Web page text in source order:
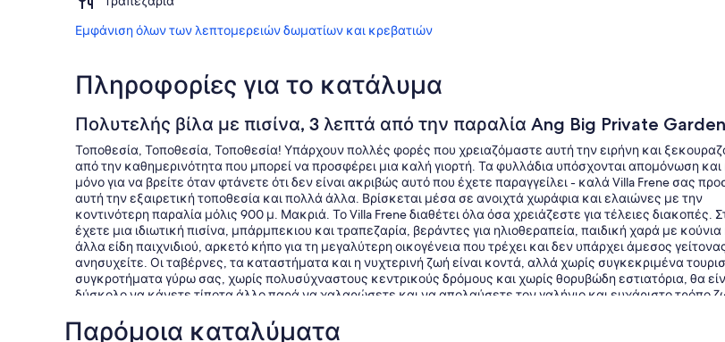
Εμφάνιση όλων των λεπτομερειών δωματίων και κρεβατιών
Πληροφορίες για το κατάλυμα
Πολυτελής βίλα με πισίνα, 3 λεπτά από την παραλία Ang Big Private Garden
Τοποθεσία, Τοποθεσία, Τοποθεσία! Υπάρχουν πολλές φορές που χρειαζόμαστε αυτή την ειρήνη και
από την καθημερινότητα που μπορεί να προσφέρει μια καλή γιορτή. Τα φυλλάδια υπόσχονται απομόνωση και
μόνο για να βρείτε όταν φτάνετε ότι δεν είναι ακριβώς αυτό που έχετε παραγγείλει - καλά Villa Frene σας
αυτή την εξαιρετική τοποθεσία και πολλά άλλα. Βρίσκεται μέσα σε ανοιχτά χωράφια και ελαιώνες με την
κοντινότερη παραλία μόλις 900 μ. Μακριά. Το Villa Frene διαθέτει όλα όσα χρειάζεστε για τέλειες διακοπές.
έχετε μια ιδιωτική πισίνα, μπάρμπεκιου και τραπεζαρία, βεράντες για ηλιοθεραπεία, παιδική χαρά με κούνια
άλλα είδη παιχνιδιού, αρκετό κήπο για τη μεγαλύτερη οικογένεια που τρέχει και δεν υπάρχει άμεσος
ανησυχείτε. Οι ταβέρνες, τα καταστήματα και η νυχτερινή ζωή είναι κοντά, αλλά χωρίς συγκεκριμένα
συγκροτήματα γύρω σας, χωρίς πολυσύχναστους κεντρικούς δρόμους και χωρίς θορυβώδη εστιατόρια, θα
δύσκολο να κάνετε τίποτα άλλο παρά να χαλαρώσετε και να απολαύσετε τον γαλήνιο και ευχάριστο τρόπο
Παρόμοια καταλύματα